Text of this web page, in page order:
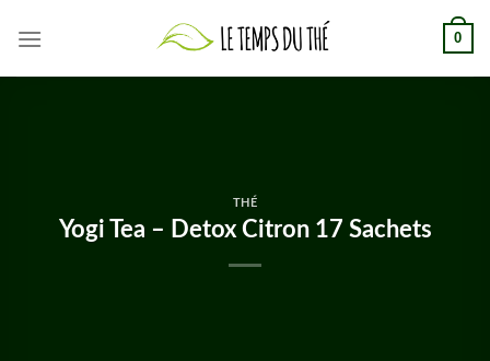
0
THÉ
Yogi Tea – Detox Citron 17 Sachets